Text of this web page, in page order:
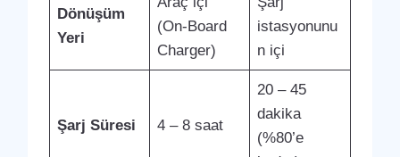
Dönüşüm
Yeri
(On-Board
Charger)
istasyonunu
n içi
Şarj Süresi 4 – 8 saat
20 – 45
dakika
(%80’e